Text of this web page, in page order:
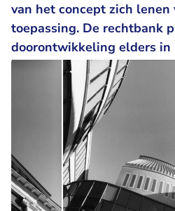
van het concept zich
toepassing. De rechtbank
doorontwikkeling elders in